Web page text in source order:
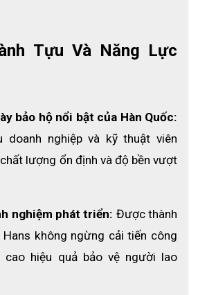
bật của Giày bảo hộ Ziben
và cao cấp:
chất liệu da thật kết hợp cùng vải
rất cao. Chất liệu này có thể chống
trường khác nhau mà không bị hư
dài sử dụng.
Tựu Và Năng Lực
bảo hộ nổi bật của Hàn Quốc:
doanh nghiệp và kỹ thuật viên
lượng ổn định và độ bền vượt
nghiệm phát triển: Được thành
không ngừng cải tiến công
cao hiệu quả bảo vệ người lao